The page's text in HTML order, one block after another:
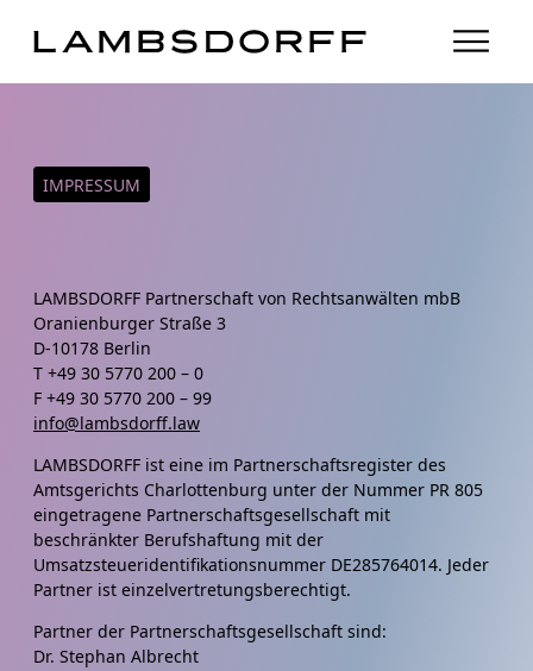
IMPRESSUM
LAMBSDORFF Partnerschaft von Rechtsanwälten mbB
Oranienburger Straße 3
D-10178 Berlin
T +49 30 5770 200 – 0
F +49 30 5770 200 – 99
info@lambsdorff.law
LAMBSDORFF ist eine im Partnerschaftsregister des
Amtsgerichts Charlottenburg unter der Nummer PR 805
eingetragene Partnerschaftsgesellschaft mit
beschränkter Berufshaftung mit der
Umsatzsteueridentifikationsnummer DE285764014. Jeder
Partner ist einzelvertretungsberechtigt.
Partner der Partnerschaftsgesellschaft sind:
Dr. Stephan Albrecht